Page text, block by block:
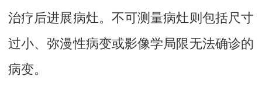
治疗后进展病灶。不可测量病灶则包括尺寸
过小、弥漫性病变或影像学局限无法确诊的
病变。